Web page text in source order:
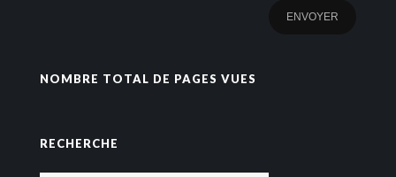
NOMBRE TOTAL DE PAGES VUES
RECHERCHE